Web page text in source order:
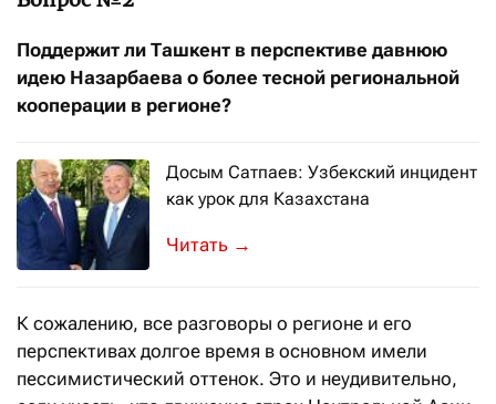
Поддержит ли Ташкент в перспективе давнюю
идею Назарбаева о более тесной региональной
кооперации в регионе?
Досым Сатпаев: Узбекский инцидент
как урок для Казахстана
У экономистов есть выражение
→
К сожалению, все разговоры о регионе и его
перспективах долгое время в основном имели
пессимистический оттенок. Это и неудивительно,